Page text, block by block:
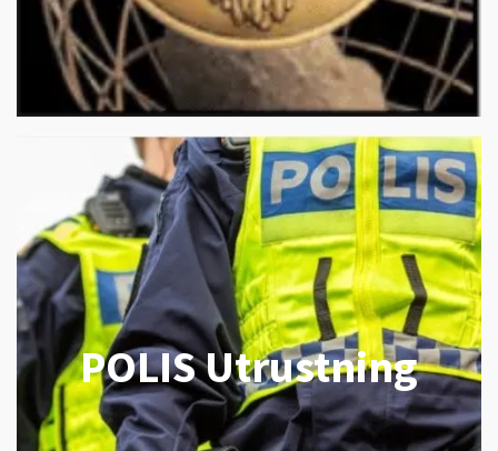
POLIS Utrustning